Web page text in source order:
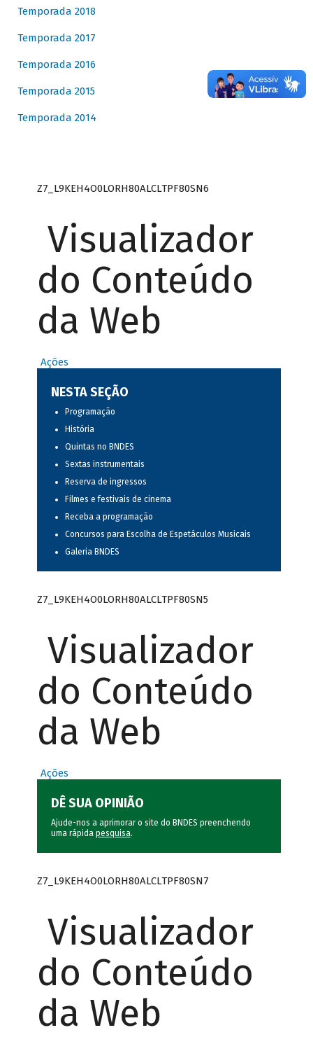
Temporada 2018
Temporada 2017
Temporada 2016
Temporada 2015
Temporada 2014
Z7_L9KEH4O0LORH80ALCLTPF80SN6
Visualizador
do Conteúdo
da Web
Ações
NESTA SEÇÃO
Programação
História
Quintas no BNDES
Sextas instrumentais
Reserva de ingressos
Filmes e festivais de cinema
Receba a programação
Concursos para Escolha de Espetáculos Musicais
Galeria BNDES
Z7_L9KEH4O0LORH80ALCLTPF80SN5
Visualizador
do Conteúdo
da Web
Ações
DÊ SUA OPINIÃO
Ajude-nos a aprimorar o site do BNDES preenchendo
uma rápida pesquisa.
Z7_L9KEH4O0LORH80ALCLTPF80SN7
Visualizador
do Conteúdo
da Web